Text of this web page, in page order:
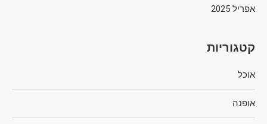
אפריל 2025
קטגוריות
אוכל
אופנה